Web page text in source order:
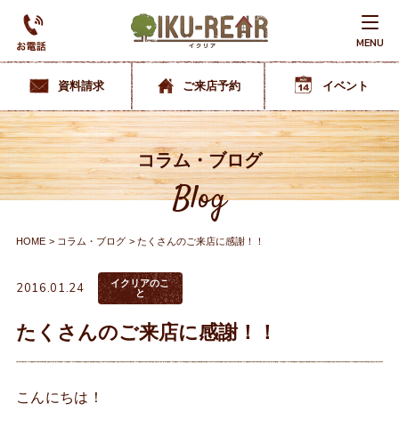
MENU
資料請求 ご来店予約 イベント
コラム・ブログ
Blog
HOME コラム・ブログ たくさんのご来店に感謝！！
2016.01.24
イクリアのこ
と
たくさんのご来店に感謝！！
こんにちは！